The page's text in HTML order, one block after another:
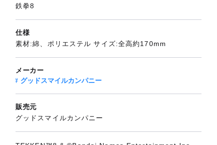
鉄拳8
仕様
素材:綿、ポリエステル サイズ:全高約170mm
メーカー
グッドスマイルカンパニー
販売元
グッドスマイルカンパニー